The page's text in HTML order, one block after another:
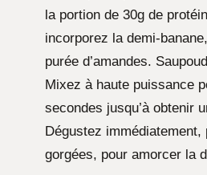
la portion de 30g de
incorporez la demi-
purée d’amandes.
Mixez à haute puissance
secondes jusqu’à obtenir
Dégustez immédiatement,
gorgées, pour amorcer la